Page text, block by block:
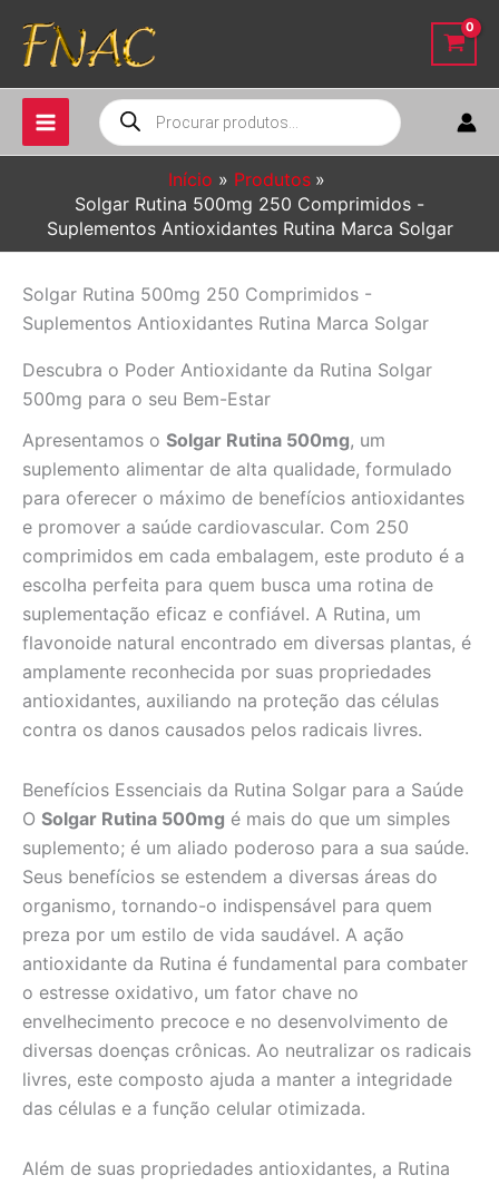
para
conteúdo
Pesquisar
produtos
Início
Produtos
Solgar Rutina 500mg 250 Comprimidos -
Suplementos Antioxidantes Rutina Marca Solgar
Solgar Rutina 500mg 250 Comprimidos -
Suplementos Antioxidantes Rutina Marca Solgar
Descubra o Poder Antioxidante da Rutina Solgar
500mg para o seu Bem-Estar
Apresentamos o Solgar Rutina 500mg, um
suplemento alimentar de alta qualidade, formulado
para oferecer o máximo de benefícios antioxidantes
e promover a saúde cardiovascular. Com 250
comprimidos em cada embalagem, este produto é a
escolha perfeita para quem busca uma rotina de
suplementação eficaz e confiável. A Rutina, um
flavonoide natural encontrado em diversas plantas, é
amplamente reconhecida por suas propriedades
antioxidantes, auxiliando na proteção das células
contra os danos causados pelos radicais livres.
Benefícios Essenciais da Rutina Solgar para a Saúde
O Solgar Rutina 500mg é mais do que um simples
suplemento; é um aliado poderoso para a sua saúde.
Seus benefícios se estendem a diversas áreas do
organismo, tornando-o indispensável para quem
preza por um estilo de vida saudável. A ação
antioxidante da Rutina é fundamental para combater
o estresse oxidativo, um fator chave no
envelhecimento precoce e no desenvolvimento de
diversas doenças crônicas. Ao neutralizar os radicais
livres, este composto ajuda a manter a integridade
das células e a função celular otimizada.
Além de suas propriedades antioxidantes, a Rutina